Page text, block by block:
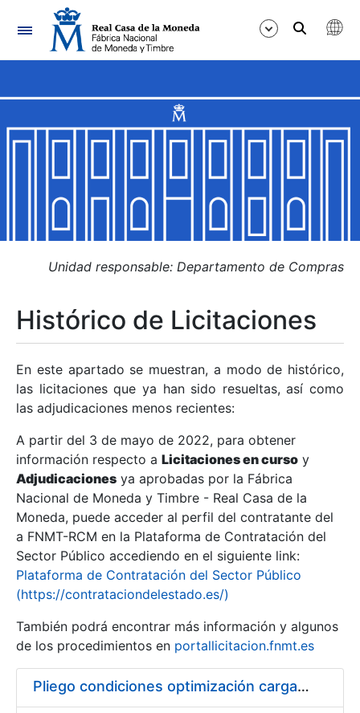
Navegación
Mostrar/Ocultar
Mostrar/Ocultar
Mostrar/Ocultar
Mostrar/Ocultar
Mostrar/Ocultar
Mostrar/Ocultar
Unidad responsable: Departamento de Compras
Histórico de Licitaciones
En este apartado se muestran, a modo de histórico,
las licitaciones que ya han sido resueltas, así como
las adjudicaciones menos recientes:
A partir del 3 de mayo de 2022, para obtener
información respecto a Licitaciones en curso y
Adjudicaciones ya aprobadas por la Fábrica
Nacional de Moneda y Timbre - Real Casa de la
Moneda, puede acceder al perfil del contratante del
a FNMT-RCM en la Plataforma de Contratación del
Sector Público accediendo en el siguiente link:
Plataforma de Contratación del Sector Público
(https://contrataciondelestado.es/)
También podrá encontrar más información y algunos
de los procedimientos en portallicitacion.fnmt.es
Pliego condiciones optimización cargas compras firmado